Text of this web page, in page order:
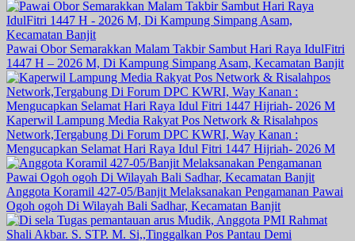
Pawai Obor Semarakkan Malam Takbir Sambut Hari Raya IdulFitri
1447 H – 2026 M, Di Kampung Simpang Asam, Kecamatan Banjit
Kaperwil Lampung Media Rakyat Pos Network & Risalahpos
Network,Tergabung Di Forum DPC KWRI, Way Kanan :
Mengucapkan Selamat Hari Raya Idul Fitri 1447 Hijriah- 2026 M
Anggota Koramil 427-05/Banjit Melaksanakan Pengamanan Pawai
Ogoh ogoh Di Wilayah Bali Sadhar, Kecamatan Banjit